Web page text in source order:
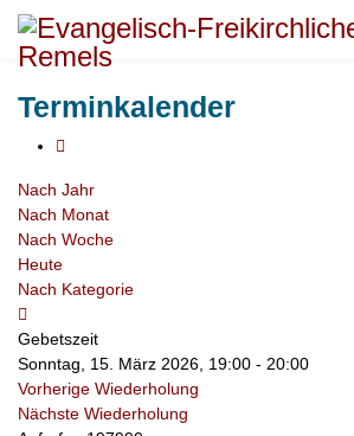
Terminkalender
Nach Jahr
Nach Monat
Nach Woche
Heute
Nach Kategorie
Gebetszeit
Sonntag, 15. März 2026, 19:00 - 20:00
Vorherige Wiederholung
Nächste Wiederholung